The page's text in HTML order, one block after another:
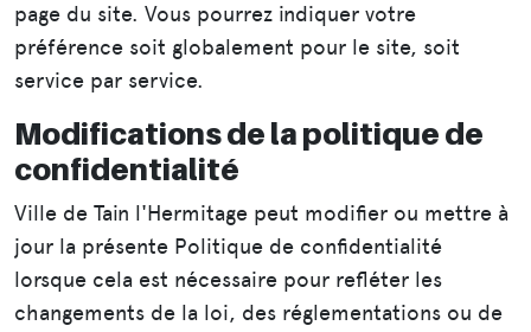
page du site. Vous pourrez indiquer votre
préférence soit globalement pour le site, soit
service par service.
Modifications de la politique de
confidentialité
Ville de Tain l'Hermitage peut modifier ou mettre à
jour la présente Politique de confidentialité
lorsque cela est nécessaire pour refléter les
changements de la loi, des réglementations ou de